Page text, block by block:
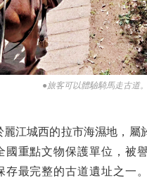
●旅客可以體驗騎馬走古道。
城西的拉市海濕地，屬
國重點文物保護單位，被
存最完整的古道遺址之一